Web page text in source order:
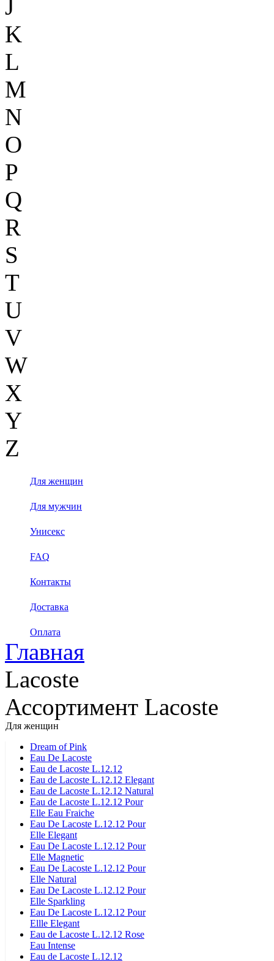
J
K
L
M
N
O
P
Q
R
S
T
U
V
W
X
Y
Z
Для женщин
Для мужчин
Унисекс
FAQ
Контакты
Доставка
Оплата
Главная
Lacoste
Ассортимент Lacoste
Для женщин
Dream of Pink
Eau De Lacoste
Eau de Lacoste L.12.12
Eau de Lacoste L.12.12 Elegant
Eau de Lacoste L.12.12 Natural
Eau de Lacoste L.12.12 Pour
Elle Eau Fraiche
Eau De Lacoste L.12.12 Pour
Elle Elegant
Eau De Lacoste L.12.12 Pour
Elle Magnetic
Eau De Lacoste L.12.12 Pour
Elle Natural
Eau De Lacoste L.12.12 Pour
Elle Sparkling
Eau De Lacoste L.12.12 Pour
Ellle Elegant
Eau de Lacoste L.12.12 Rose
Eau Intense
Eau de Lacoste L.12.12